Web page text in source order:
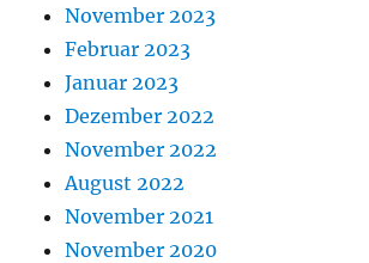
November 2023
Februar 2023
Januar 2023
Dezember 2022
November 2022
August 2022
November 2021
November 2020